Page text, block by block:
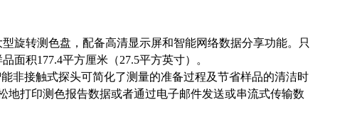
旋转测色盘，配备高清显示屏和智能网络数据分享功能。只
面积177.4平方厘米（27.5平方英寸）。
非接触式探头可简化了测量的准备过程及节省样品的清洁时
打印测色报告数据或者通过电子邮件发送或串流式传输数